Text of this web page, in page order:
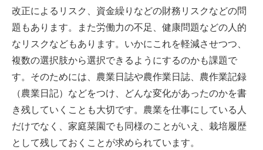
改正によるリスク、資金繰りなどの財務リスクなどの問
題もあります。また労働力の不足、健康問題などの人的
なリスクなどもあります。いかにこれを軽減させつつ、
複数の選択肢から選択できるようにするのかも課題で
す。そのためには、農業日誌や農作業日誌、農作業記録
（農業日記）などをつけ、どんな変化があったのかを書
き残していくことも大切です。農業を仕事にしている人
だけでなく、家庭菜園でも同様のことがいえ、栽培履歴
として残しておくことが求められています。